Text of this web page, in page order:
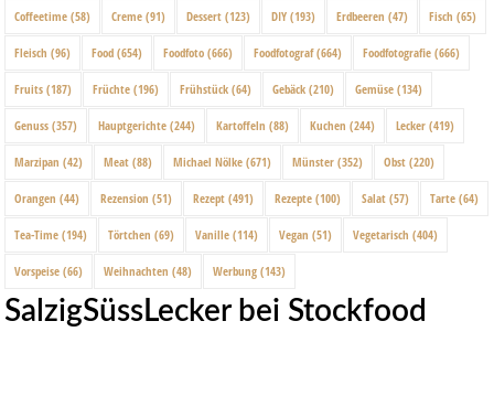
Coffeetime (58) Creme (91) Dessert (123) DIY (193) Erdbeeren (47) Fisch (65)
Fleisch (96) Food (654) Foodfoto (666) Foodfotograf(664) Foodfotografie (666)
Fruits (187) Früchte (196) Frühstück (64) Gebäck (210) Gemüse (134)
Genuss (357) Hauptgerichte (244) Kartoffeln (88) Kuchen (244) Lecker (419)
Marzipan (42) Meat (88) Michael Nölke (671) Münster (352) Obst (220)
Orangen (44) Rezension (51) Rezept (491) Rezepte (100) Salat (57) Tarte (64)
Tea-Time (194) Törtchen (69) Vanille (114) Vegan (51) Vegetarisch (404)
Vorspeise (66) Weihnachten (48) Werbung (143)
SalzigSüssLecker bei Stockfood